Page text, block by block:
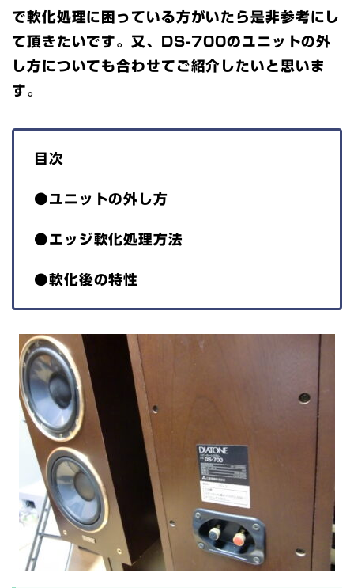
で軟化処理に困っている方がいたら是非参考にし
て頂きたいです。又、DS-700のユニットの外
し方についても合わせてご紹介したいと思いま
す。
目次
●ユニットの外し方
●エッジ軟化処理方法
●軟化後の特性